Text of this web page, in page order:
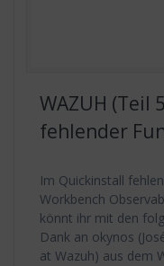
WAZUH (Teil
fehlender
Im Quickinstall
Workbench
könnt ihr mit den
Dank an okynos
at Wazuh) aus dem